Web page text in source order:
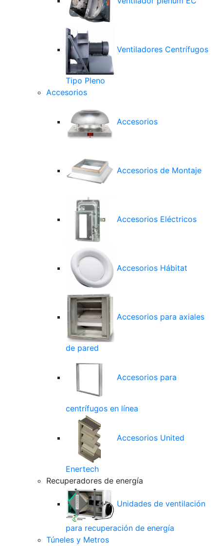
Ventiladores Centrífugos
Tipo Pleno
Accesorios
Accesorios
Accesorios de Montaje
Accesorios Eléctricos
Accesorios Hábitat
Accesorios para axiales
de pared
Accesorios para
centrífugos en línea
Accesorios United
Enertech
Recuperadores de energía
Unidades de ventilación
para recuperación de energía
Túneles y Metros